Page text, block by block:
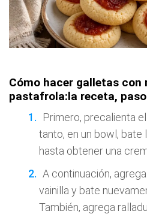
Cómo hacer galletas con
pastafrola:la receta,
Primero, precalienta
tanto, en un bowl,
hasta obtener una
A continuación,
vainilla y bate
También, agrega